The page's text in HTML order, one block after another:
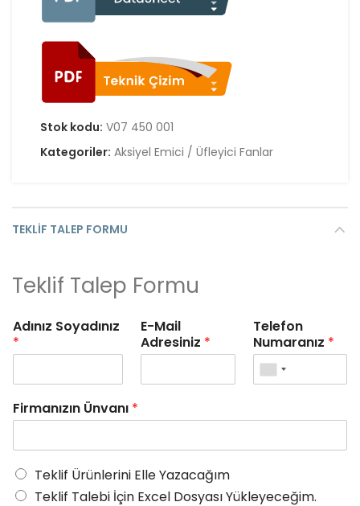
Stok kodu: V07 450 001
Kategoriler: Aksiyel Emici / Üfleyici Fanlar
TEKLIF TALEP FORMU
Teklif Talep Formu
Adınız Soyadınız
*
E-Mail
Adresiniz *
Telefon
Numaranız *
Firmanızın Ünvanı *
Teklif Ürünlerini Elle Yazacağım
Teklif Talebi İçin Excel Dosyası Yükleyeceğim.